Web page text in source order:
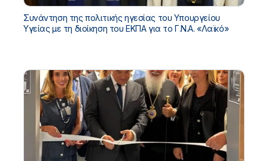
Συνάντηση της πολιτικής ηγεσίας του Υπουργείου
Υγείας με τη διοίκηση του ΕΚΠΑ για το Γ.Ν.Α. «Λαϊκό»